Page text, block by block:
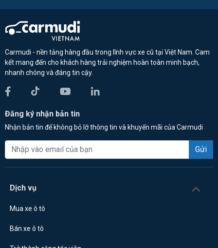
Carmudi - nền tảng hàng đầu trong lĩnh vực xe cũ tại Việt Nam. Cam
kết mang đến cho khách hàng trải nghiệm hoàn toàn minh bạch,
nhanh chóng và đáng tin cậy.
Đăng ký nhận bản tin
Nhận bản tin để không bỏ lỡ thông tin và khuyến mãi của Carmudi
Gửi
Dịch vụ
Mua xe ô tô
Bán xe ô tô